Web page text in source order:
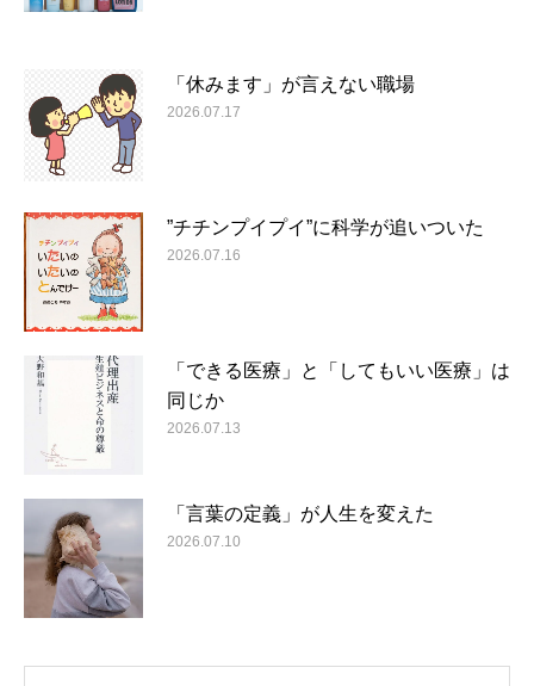
「休みます」が言えない職場
2026.07.17
”チチンプイプイ”に科学が追いついた
2026.07.16
「できる医療」と「してもいい医療」は
同じか
2026.07.13
「言葉の定義」が人生を変えた
2026.07.10